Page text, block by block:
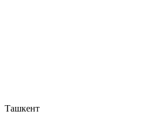
Ташкент